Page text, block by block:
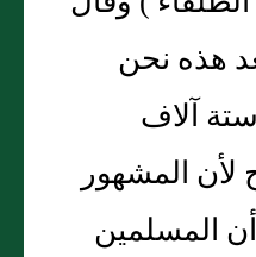
هذه نحن
آلاف
لأن المشهور
المسلمين